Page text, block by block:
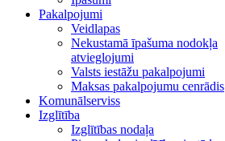
Pakalpojumi
Veidlapas
Nekustamā īpašuma nodokļa
atvieglojumi
Valsts iestāžu pakalpojumi
Maksas pakalpojumu cenrādis
Komunālserviss
Izglītība
Izglītības nodaļa